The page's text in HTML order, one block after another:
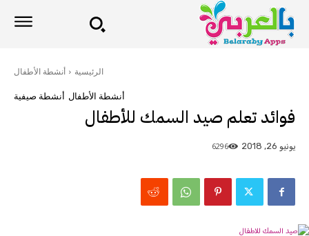
الرئيسية أنشطة الأطفال
أنشطة الأطفال أنشطة صيفية
فوائد تعلم صيد السمك للأطفال
يونيو 26, 2018 6296